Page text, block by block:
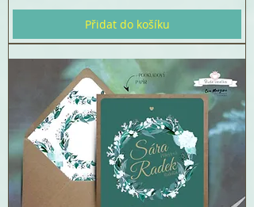
Přidat do košíku